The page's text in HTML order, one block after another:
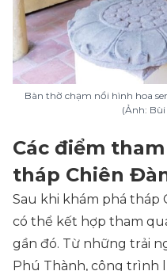
Bàn thờ chạm nổi hình hoa
(Ảnh:
Các điểm
tháp Chiên
Sau khi khám phá tháp
có thể kết hợp tham
gần đó. Từ những trải
Phú Thành, công trình